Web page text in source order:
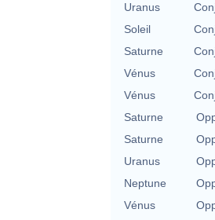
Uranus
Soleil
Saturne
Vénus
Vénus
Saturne
Saturne
Uranus
Neptune
Vénus